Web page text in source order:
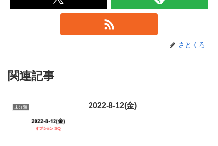
さとくろ
関連記事
未分類 2022-8-12(金)